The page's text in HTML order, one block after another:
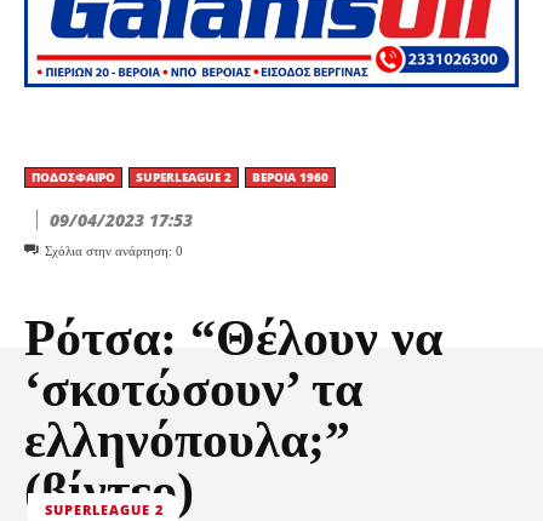
ΠΟΔΌΣΦΑΙΡΟ SUPERLEAGUE 2 ΒΕΡΟΙΑ 1960
09/04/2023 17:53
Σχόλια στην ανάρτηση: 0
Ρότσα: “Θέλουν να
‘σκοτώσουν’ τα
ελληνόπουλα;”
(βίντεο)
SUPERLEAGUE 2